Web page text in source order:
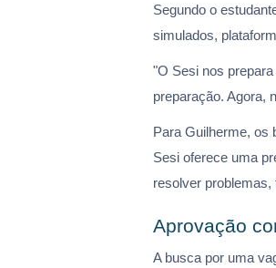
Segundo o
simulados,
"O Sesi nos
preparação. Agora,
Para Guilherme, os
Sesi oferece uma
resolver problemas,
Aprovação
A busca por uma